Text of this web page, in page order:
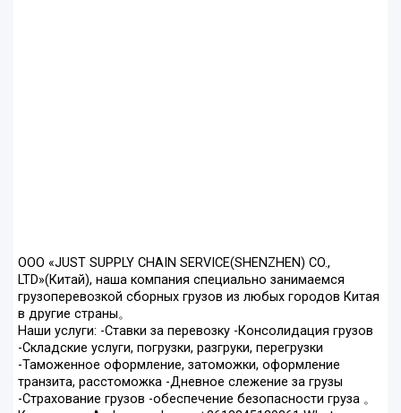
ООО «JUST SUPPLY CHAIN SERVICE(SHENZHEN) CO.,
LTD»(Китай), наша компания специально занимаемся
грузоперевозкой сборных грузов из любых городов Китая
в другие страны。
Наши услуги: -Ставки за перевозку -Консолидация грузов
-Складские услуги, погрузки, разгруки, перегрузки
-Таможенное оформление, затоможки, оформление
транзита, расстоможка -Дневное слежение за грузы
-Страхование грузов -обеспечение безопасности груза 。